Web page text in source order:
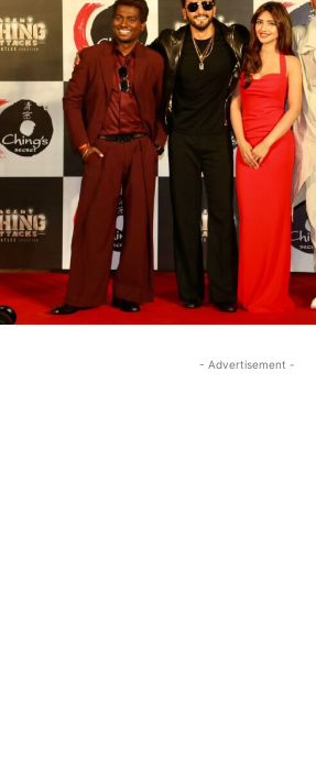
- Advertisement -